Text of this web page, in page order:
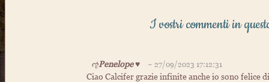
I vostri commenti in
ૡPenelope♥ ~ 27/09/2023 17:12:31
Ciao Calcifer grazie infinite anche io sono felice